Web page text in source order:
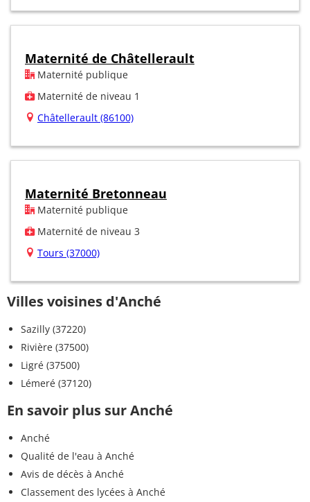
Maternité de Châtellerault
Maternité publique
Maternité de niveau 1
Châtellerault (86100)
Maternité Bretonneau
Maternité publique
Maternité de niveau 3
Tours (37000)
Villes voisines d'Anché
Sazilly (37220)
Rivière (37500)
Ligré (37500)
Lémeré (37120)
En savoir plus sur Anché
Anché
Qualité de l'eau à Anché
Avis de décès à Anché
Classement des lycées à Anché